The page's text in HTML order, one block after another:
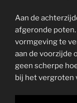
Aan de
afgeronde
vormgeving te
aan de voorzijde
geen scherpe
bij het vergroten